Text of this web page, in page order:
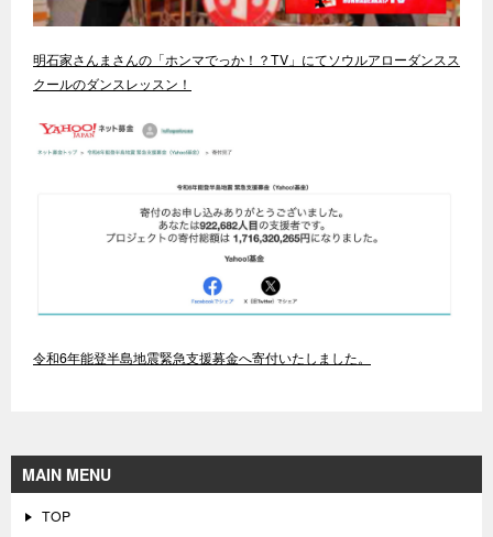
明石家さんまさんの「ホンマでっか！？TV」にてソウルアローダンスス
クールのダンスレッスン！
令和6年能登半島地震緊急支援募金へ寄付いたしました。
MAIN MENU
TOP